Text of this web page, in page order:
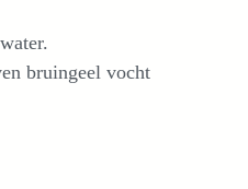
bruingeel vocht